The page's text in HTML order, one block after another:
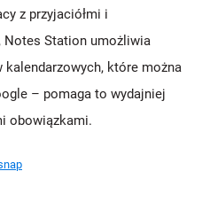
z przyjaciółmi i
Notes Station umożliwia
które można
– pomaga to wydajniej
obowiązkami.